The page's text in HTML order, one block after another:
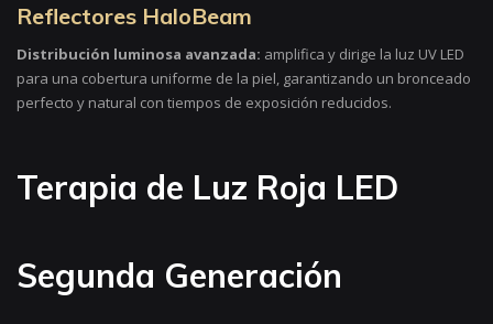
Reflectores HaloBeam
Distribución luminosa avanzada: amplifica y dirige la luz UV LED
para una cobertura uniforme de la piel, garantizando un bronceado
perfecto y natural con tiempos de exposición reducidos.
Terapia de Luz Roja LED
Segunda Generación